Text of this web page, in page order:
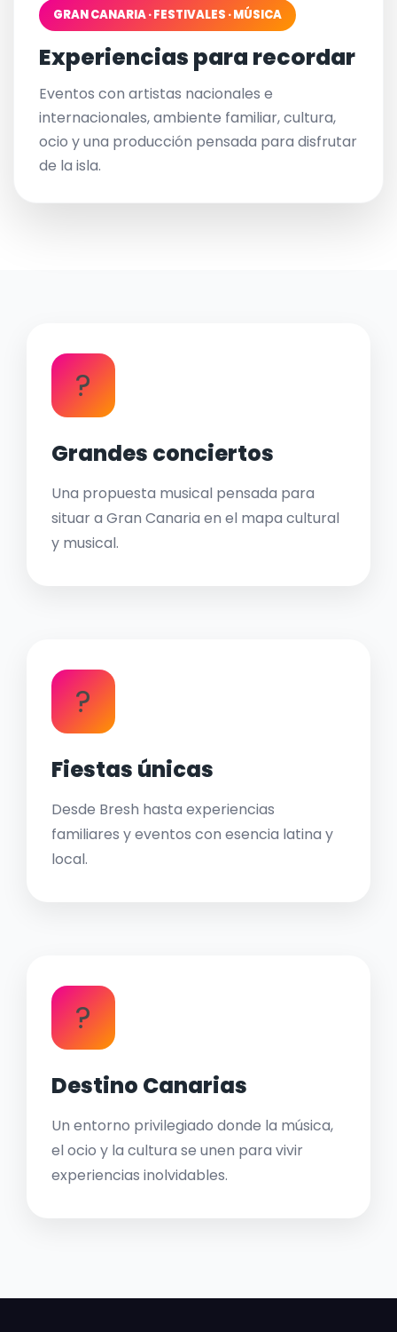
GRAN CANARIA · FESTIVALES · MÚSICA
Experiencias para recordar
Eventos con artistas nacionales e
internacionales, ambiente familiar, cultura,
ocio y una producción pensada para disfrutar
de la isla.
?
Grandes conciertos
Una propuesta musical pensada para
situar a Gran Canaria en el mapa cultural
y musical.
?
Fiestas únicas
Desde Bresh hasta experiencias
familiares y eventos con esencia latina y
local.
?
Destino Canarias
Un entorno privilegiado donde la música,
el ocio y la cultura se unen para vivir
experiencias inolvidables.